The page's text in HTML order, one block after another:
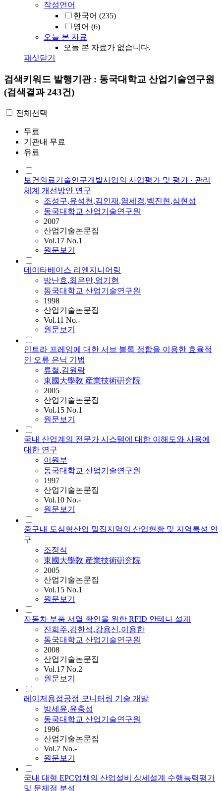
작성언어
한국어 (235)
영어 (6)
오늘 본 자료
오늘 본 자료가 없습니다.
패싯닫기
검색키워드 발행기관 : 동국대학교 산업기술연구원
(검색결과 243건)
전체선택
무료
기관내 무료
유료
보건의료기술연구개발사업의 사업평가 및 평가 · 관리
체계 개선방안 연구
조성구,유석천,김인재 ,염세경,벡진현,심현섭
동국대학교 산업기술연구원
2007
산업기술논문집
Vol.17 No.1
원문보기
데이타베이스 리엔지니어링
방난효,최은만,엄기현
동국대학교 산업기술연구원
1998
산업기술논문집
Vol.11 No.-
원문보기
인트라 프레임에 대한 서브 블록 정합을 이용한 효율적
인 오류 은닉 기법
류철,김원락
東國大學敎 産業技術硏究院
2005
산업기술논문집
Vol.15 No.1
원문보기
국내 산업계의 전문가 시스템에 대한 이해도와 사용에
대한 연구
이원부
동국대학교 산업기술연구원
1997
산업기술논문집
Vol.10 No.-
원문보기
중구내 도심형산업 밀집지역의 산업현황 및 지역특성 연
구
조정식
東國大學敎 産業技術硏究院
2005
산업기술논문집
Vol.15 No.1
원문보기
자동차 부품 서열 확인을 위한 RFID 안테나 설계
진희주,김한석,강용신,이용한
동국대학교 산업기술연구원
2008
산업기술논문집
Vol.17 No.2
원문보기
레이저용접공정 모니터링 기술 개발
방세윤,윤충섭
동국대학교 산업기술연구원
1996
산업기술논문집
Vol.7 No.-
원문보기
국내 대형 EPC업체의 산업설비 상세설계 수행능력평가
및 문제점 분석